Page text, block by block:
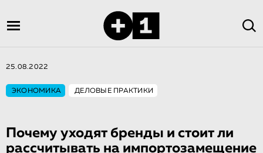
25.08.2022
ЭКОНОМИКА ДЕЛОВЫЕ ПРАКТИКИ
Почему уходят бренды и стоит ли
рассчитывать на импортозамещение